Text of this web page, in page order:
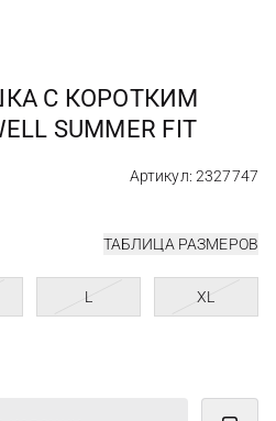
С КОРОТКИМ
SUMMER FIT
Артикул: 2327747
ТАБЛИЦА РАЗМЕРОВ
L XL